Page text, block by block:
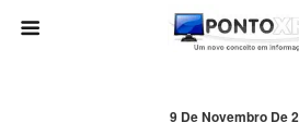
9 De Novembro De